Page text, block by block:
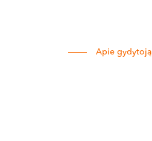
Apie gydytoją